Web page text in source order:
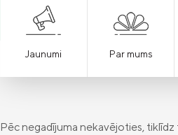
Jaunumi Par mums
Pēc negadījuma nekavējoties, tiklīdz